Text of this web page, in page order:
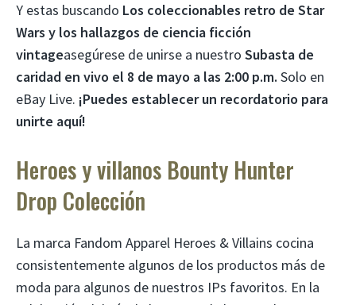
Y estas buscando Los coleccionables retro de Star
Wars y los hallazgos de ciencia ficción
vintageasegúrese de unirse a nuestro Subasta de
caridad en vivo el 8 de mayo a las 2:00 p.m. Solo en
eBay Live. ¡Puedes establecer un recordatorio para
unirte aquí!
Heroes y villanos Bounty Hunter
Drop Colección
La marca Fandom Apparel Heroes & Villains cocina
consistentemente algunos de los productos más de
moda para algunos de nuestros IPs favoritos. En la